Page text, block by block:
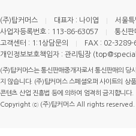
(주)탑커머스 대표자 : 나이엽
서울
사업자등록번호 : 113-86-63057
통신
고객센터 : 1:1상담문의
FAX : 02-3289-
개인정보보호책임자 : 관리팀장
(주)탑커머스는 통신판매중개자로서 통신판매의 당
지 않습니다. (주)탑커머스 스페셜오퍼 사이트의 상
콘텐츠 산업 진흥법 등에 의하여 엄격히 금지합니다.
Copyright ⓒ (주)탑커머스 All rights reserved.